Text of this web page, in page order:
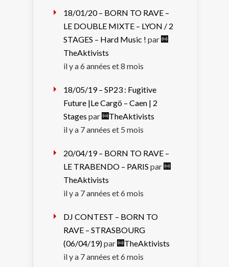
18/01/20 – BORN TO RAVE –
LE DOUBLE MIXTE – LYON / 2
STAGES – Hard Music ! par
TheAktivists
il y a 6 années et 8 mois
18/05/19 – SP23 : Fugitive
Future |Le Cargö – Caen | 2
Stages par
TheAktivists
il y a 7 années et 5 mois
20/04/19 – BORN TO RAVE –
LE TRABENDO – PARIS par
TheAktivists
il y a 7 années et 6 mois
DJ CONTEST – BORN TO
RAVE – STRASBOURG
(06/04/19)par
TheAktivists
il y a 7 années et 6 mois